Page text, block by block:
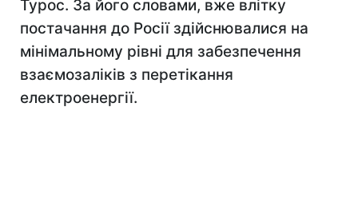
Турос. За його словами, вже влітку
постачання до Росії здійснювалися на
мінімальному рівні для забезпечення
взаємозаліків з перетікання
електроенергії.